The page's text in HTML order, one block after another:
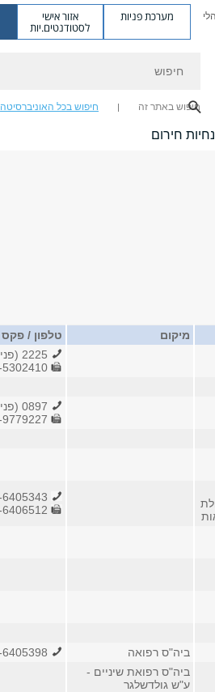
מערכת פניות אזור אישי
לסטודנטים.יות
חיפוש באתר זה חיפוש בכל האוניברסיטה
חירום
מיקום טלפון / פקס
ביה"ס רפואה
ביה"ס רפואת שיניים -
ע"ש גולדשלגר